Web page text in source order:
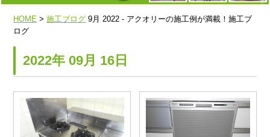
HOME >施工ブログ 9月 2022 - アクオリーの施工例が満載！施工ブ
ログ
2022年 09月 16日